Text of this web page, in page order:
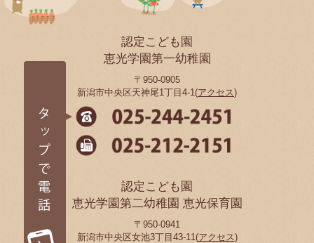
認定こども園
恵光学園第一幼稚園
〒950-0905
新潟市中央区天神尾1丁目4-1(アクセス)
認定こども園
恵光学園第二幼稚園 恵光保育園
〒950-0941
新潟市中央区女池3丁目43-11(アクセス)